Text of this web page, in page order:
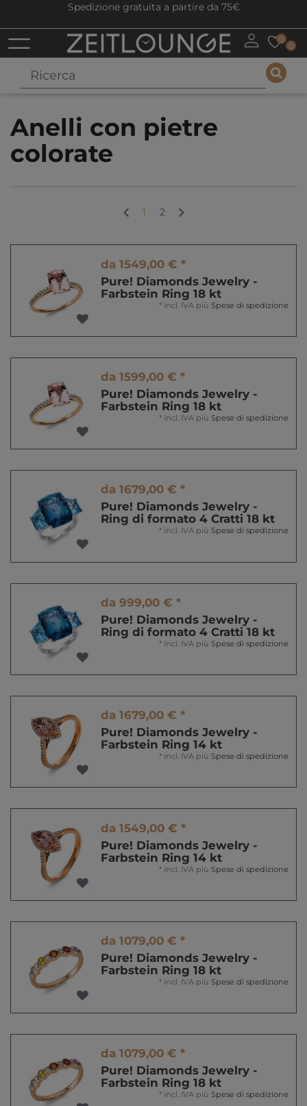
Spedizione gratuita a partire da 75€
0
0
Anelli con pietre
colorate
1 2
da 1549,00 € *
Pure! Diamonds Jewelry -
Farbstein Ring 18 kt
* incl. IVA più Spese di spedizione
da 1599,00 € *
Pure! Diamonds Jewelry -
Farbstein Ring 18 kt
* incl. IVA più Spese di spedizione
da 1679,00 € *
Pure! Diamonds Jewelry -
Ring di formato 4 Cratti 18 kt
* incl. IVA più Spese di spedizione
da 999,00 € *
Pure! Diamonds Jewelry -
Ring di formato 4 Cratti 18 kt
* incl. IVA più Spese di spedizione
da 1679,00 € *
Pure! Diamonds Jewelry -
Farbstein Ring 14 kt
* incl. IVA più Spese di spedizione
da 1549,00 € *
Pure! Diamonds Jewelry -
Farbstein Ring 14 kt
* incl. IVA più Spese di spedizione
da 1079,00 € *
Pure! Diamonds Jewelry -
Farbstein Ring 18 kt
* incl. IVA più Spese di spedizione
da 1079,00 € *
Pure! Diamonds Jewelry -
Farbstein Ring 18 kt
* incl. IVA più Spese di spedizione